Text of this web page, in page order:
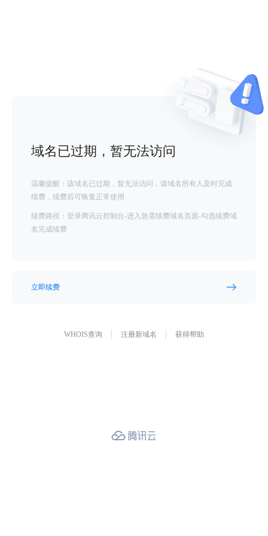
域名已过期，暂无法访问
温馨提醒：该域名已过期，暂无法访问，请域名所有人及时完成
续费，续费后可恢复正常使用
续费路径：登录腾讯云控制台-进入急需续费域名页面-勾选续费域
名完成续费
立即续费
WHOIS查询 注册新域名 获得帮助